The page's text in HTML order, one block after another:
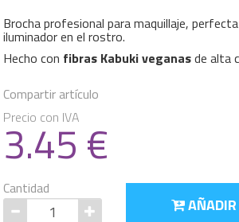
Brocha profesional para maquillaje,
iluminador en el rostro.
Hecho con fibras Kabuki veganasde alta
Compartir artículo
Precio con IVA
3.45€
Cantidad